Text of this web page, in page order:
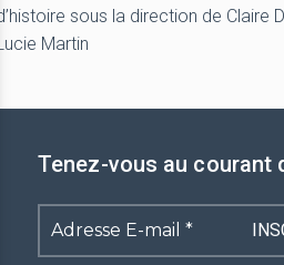
sous la direction de Claire
Martin
Tenez-vous au courant
Adresse
E-